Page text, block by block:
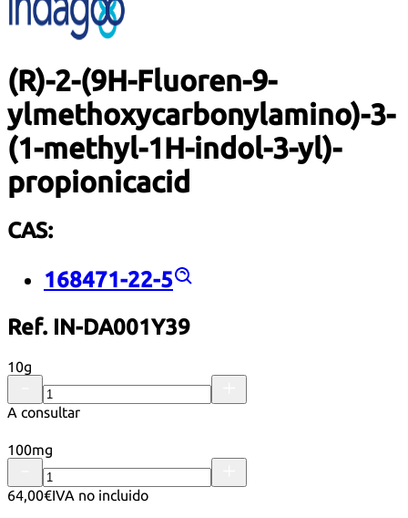
(R)-2-(9H-Fluoren-9-
ylmethoxycarbonylamino)-3-
(1-methyl-1H-indol-3-yl)-
propionicacid
CAS:
168471-22-5
Ref. IN-DA001Y39
10g
A consultar
100mg
64,00€IVA no incluido